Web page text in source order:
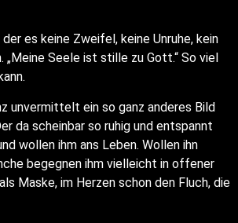
es kei­ne Zwei­fel, kei­ne Unru­he, kein
See­le ist stil­le zu Gott.“ So viel
unver­mit­telt ein so ganz ande­res Bild
da schein­bar so ruhig und ent­spannt
wol­len ihm ans Leben. Wol­len ihn
begeg­nen ihm viel­leicht in offe­ner
Mas­ke, im Her­zen schon den Fluch, die